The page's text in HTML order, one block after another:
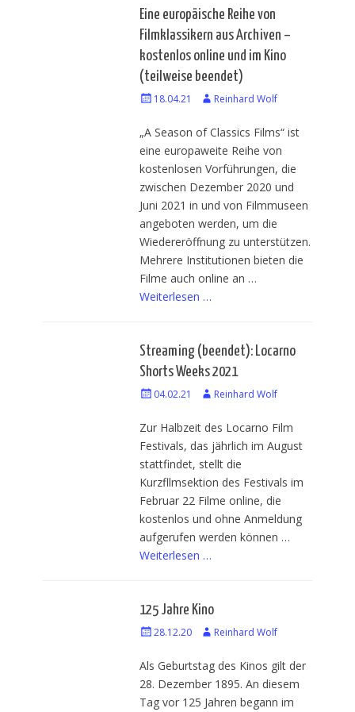
Eine europäische Reihe von
Filmklassikern aus Archiven –
kostenlos online und im Kino
(teilweise beendet)
Veröffentlicht
18.04.21 AutorReinhard Wolf
„A Season of Classics Films“ ist
eine europaweite Reihe von
kostenlosen Vorführungen, die
zwischen Dezember 2020 und
Juni 2021 in und von Filmmuseen
angeboten werden, um die
Wiedereröffnung zu unterstützen.
Mehrere Institutionen bieten die
Filme auch online an …
Weiterlesen …
Streaming (beendet): Locarno
Shorts Weeks 2021
Veröffentlicht
04.02.21 AutorReinhard Wolf
Zur Halbzeit des Locarno Film
Festivals, das jährlich im August
stattfindet, stellt die
Kurzfllmsektion des Festivals im
Februar 22 Filme online, die
kostenlos und ohne Anmeldung
aufgerufen werden können …
Weiterlesen …
125 Jahre Kino
Veröffentlicht
28.12.20 AutorReinhard Wolf
Als Geburtstag des Kinos gilt der
28. Dezember 1895. An diesem
Tag vor 125 Jahren begann im